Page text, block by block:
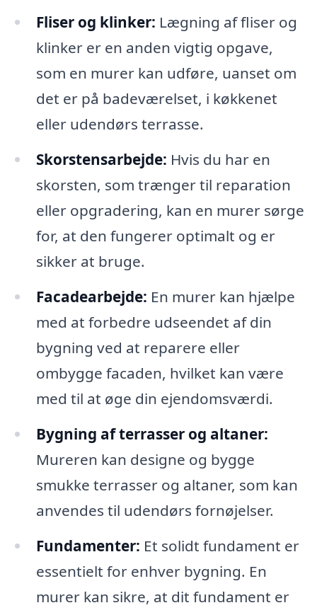
Fliser og klinker: Lægning af fliser og
klinker er en anden vigtig opgave,
som en murer kan udføre, uanset om
det er på badeværelset, i køkkenet
eller udendørs terrasse.
Skorstensarbejde: Hvis du har en
skorsten, som trænger til reparation
eller opgradering, kan en murer sørge
for, at den fungerer optimalt og er
sikker at bruge.
Facadearbejde: En murer kan hjælpe
med at forbedre udseendet af din
bygning ved at reparere eller
ombygge facaden, hvilket kan være
med til at øge din ejendomsværdi.
Bygning af terrasser og altaner:
Mureren kan designe og bygge
smukke terrasser og altaner, som kan
anvendes til udendørs fornøjelser.
Fundamenter: Et solidt fundament er
essentielt for enhver bygning. En
murer kan sikre, at dit fundament er